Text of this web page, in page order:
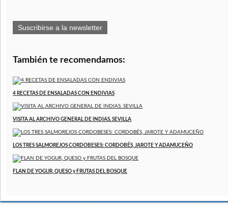
Suscribirse a la newsletter
También te recomendamos:
4 RECETAS DE ENSALADAS CON ENDIVIAS
VISITA AL ARCHIVO GENERAL DE INDIAS. SEVILLA
LOS TRES SALMOREJOS CORDOBESES: CORDOBÉS, JAROTE Y ADAMUCEÑO
FLAN DE YOGUR, QUESO y FRUTAS DEL BOSQUE